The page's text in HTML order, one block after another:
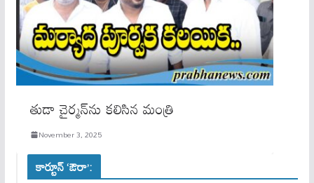
తుడా చైర్మన్‌ను కలిసిన మంత్రి
November 3, 2025
కార్టూన్ ‘ఔరా’: